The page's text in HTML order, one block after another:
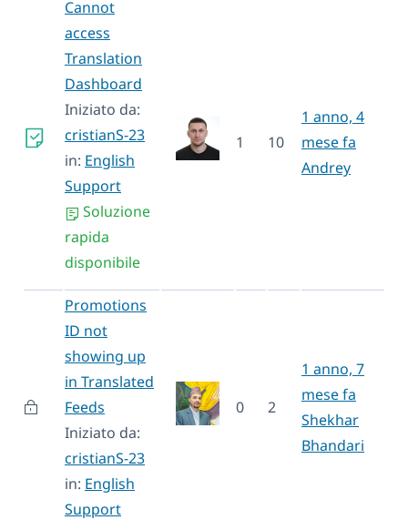
Cannot
access
Translation
Dashboard
Iniziato da:
cristianS-23
in: English
Support
Soluzione
rapida
disponibile
1 10
1 anno, 4
mese fa
Andrey
Promotions
ID not
showing up
in Translated
Feeds
Iniziato da:
cristianS-23
in: English
Support
0 2
1 anno, 7
mese fa
Shekhar
Bhandari